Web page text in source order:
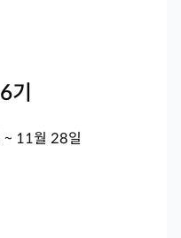
기
11월 28일